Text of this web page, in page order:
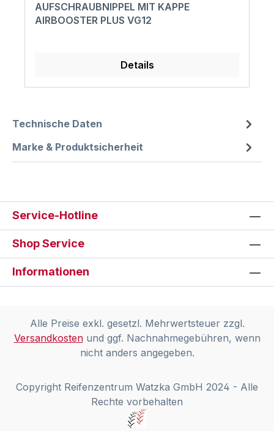
AUFSCHRAUBNIPPEL MIT KAPPE
AIRBOOSTER PLUS VG12
Details
Technische Daten
Marke & Produktsicherheit
Service-Hotline
Shop Service
Informationen
Alle Preise exkl. gesetzl. Mehrwertsteuer zzgl.
Versandkostenund ggf. Nachnahmegebühren, wenn
nicht anders angegeben.
Copyright Reifenzentrum Watzka GmbH 2024 - Alle
Rechte vorbehalten